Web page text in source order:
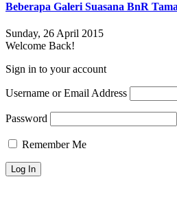
Beberapa Galeri Suasana BnR
Sunday, 26 April 2015
Welcome Back!
Sign in to your account
Username or Email Address
Password
Remember Me